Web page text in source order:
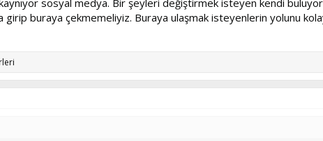
sosyal medya. Bir şeyleri değiştirmek isteyen kendi
girip buraya çekmemeliyiz. Buraya ulaşmak isteyenlerin yolunu